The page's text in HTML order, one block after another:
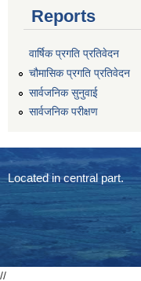
Reports
वार्षिक प्रगति प्रतिवेदन
चौमासिक प्रगति प्रतिवेदन
सार्वजनिक सुनुवाई
सार्वजनिक परीक्षण
Located in central part.
//